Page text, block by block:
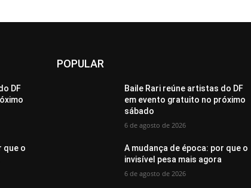
DF
que o
POPULAR
Baile Rari reúne artistas do DF
em evento gratuito no próximo
sábado
6 de agosto de 2026
A mudança de época: por que o
invisível pesa mais agora
6 de agosto de 2026